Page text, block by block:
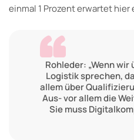
einmal 1 Prozent erwartet hier
Rohleder: „Wenn
Logistik sprechen,
allem über
Aus- vor allem die
Sie muss